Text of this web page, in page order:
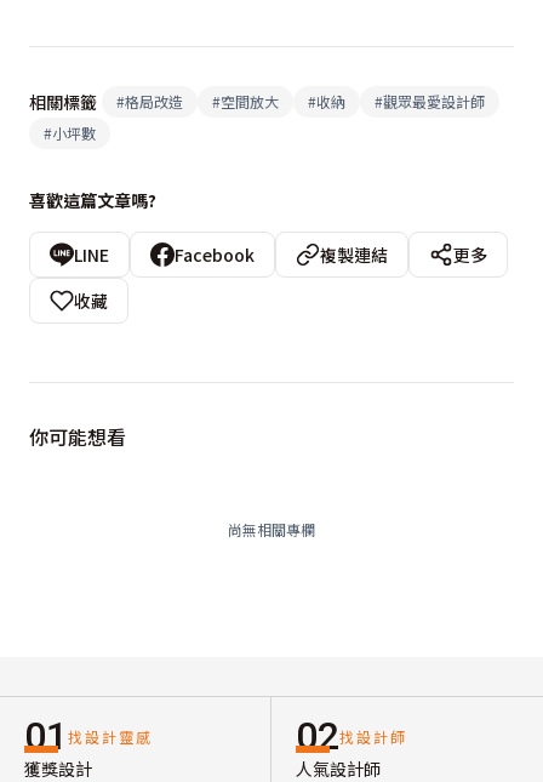
相關標籤 #格局改造 #空間放大 #收納 #觀眾最愛設計師
#小坪數
喜歡這篇文章嗎?
LINE Facebook 複製連結
更多
收藏
你可能想看
尚無相關專欄
01 找設計靈感
獲獎設計
02找設計師
人氣設計師